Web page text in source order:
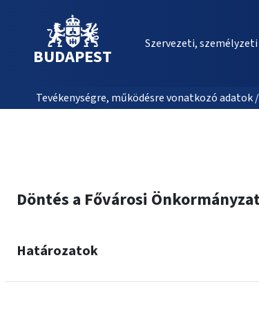
BUDAPEST
Szervezeti,
Tevékenységre, működésre vonatkozó
Döntés a Fővárosi
Határozatok